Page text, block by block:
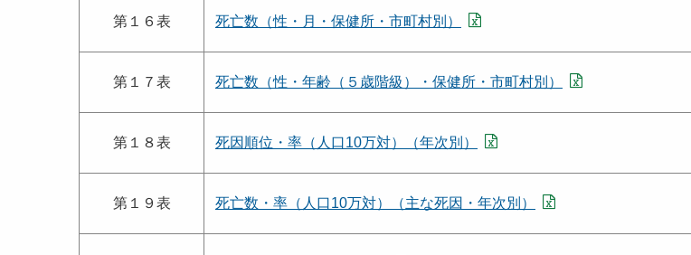
第１６表 死亡数（性・月・保健所・市町村別）
第１７表 死亡数（性・年齢（５歳階級）・保健所・市町村別）
第１８表 死因順位・率（人口10万対）（年次別）
第１９表 死亡数・率（人口10万対）（主な死因・年次別）